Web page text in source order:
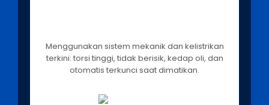
Menggunakan sistem mekanik dan kelistrikan
terkini: torsi tinggi, tidak berisik, kedap oli, dan
otomatis terkunci saat dimatikan.